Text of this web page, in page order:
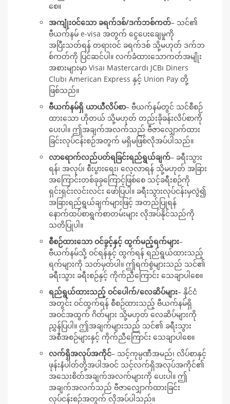
စေ။
အကျုံးဝင်သော ခရက်ဒစ်/ဒက်ဘစ်ကတ်– သင်၏
ဗီယက်နမ် e-visa အတွက် ငွေပေးချေမှုကို
အပြီးသတ်ရန် တရားဝင် ခရက်ဒစ် သို့မဟုတ် ဒက်ဘ
စ်ကတ်ကို ပြင်ဆင်ပါ။ လက်ခံထားသောကတ်အမျိုး
အစားများမှာ Visa၊ Mastercard၊ JCB၊ Diners
Club၊ American Express နှင့် Union Pay တို့
ဖြစ်သည်။
ဗီယက်နမ်ရှိ ယာယီလိပ်စာ– ဗီယက်နမ်တွင် သင်စီစဉ်
ထားသော ဟိုတယ် သို့မဟုတ် တည်းခိုခန်းလိပ်စာကို
ပေးပါ။ ဤအချက်အလက်သည် ဗီဇာလျှောက်ထား
ခြင်းလုပ်ငန်းစဉ်အတွက် မရှိမဖြစ်လိုအပ်ပါသည်။
လာရောက်လည်ပတ်ရခြင်းရည်ရွယ်ချက်– ခရီးသွား
ရန်၊ အလုပ်၊ စီးပွားရေး၊ လေ့လာရန် သို့မဟုတ် အခြား
အကြောင်းတစ်ခုခုကြောင့်ဖြစ်စေ သင့်ခရီးစဉ်ကို
ရှင်းရှင်းလင်းလင်း ဖော်ပြပါ။ ခရီးသွားလုပ်ငန်းမှလွဲ၍
အခြားရည်ရွယ်ချက်များဖြင့် အတည်ပြုရန်
နောက်ထပ်စာရွက်စာတမ်းများ လိုအပ်နိုင်သည်ကို
သတိပြုပါ။
စီစဉ်ထားသော ဝင်ခွင့်နှင့် ထွက်မည့်ရက်များ–
ဗီယက်နမ်သို့ ဝင်ရန်နှင့် ထွက်ရန် ရည်ရွယ်ထားသည့်
ရက်များကို သတ်မှတ်ပါ။ ဤရက်စွဲများသည် သင်၏
ခရီးသွား ခရီးစဉ်နှင့် ကိုက်ညီကြောင်း သေချာပါစေ။
ရည်ရွယ်ထားသည့် ဝင်ပေါက်/လေဆိပ်များ– နိုင်ငံ
အတွင်း ဝင်ထွက်ရန် စီစဉ်ထားသည့် ဗီယက်နမ်ရှိ
အဝင်အထွက် ဂိတ်များ သို့မဟုတ် လေဆိပ်များကို
ညွှန်ပြပါ။ ဤအချက်များသည် သင်၏ ခရီးသွား
အစီအစဉ်များနှင့် ကိုက်ညီကြောင်း သေချာပါစေ။
လက်ရှိအလုပ်အကိုင်– သင့်ကုမ္ပဏီအမည်၊ လိပ်စာနှင့်
ဖုန်းနံပါတ်တို့အပါအဝင် သင့်လက်ရှိအလုပ်အကိုင်၏
အသေးစိတ်အချက်အလက်များကို ပေးပါ။ ဤ
အချက်အလက်သည် ဗီဇာလျှောက်ထားခြင်း
လုပ်ငန်းစဉ်အတွက် လိုအပ်ပါသည်။